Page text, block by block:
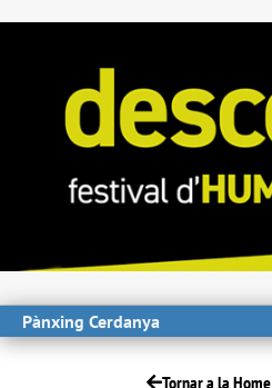
Pànxing Cerdanya
Tornar a la Home